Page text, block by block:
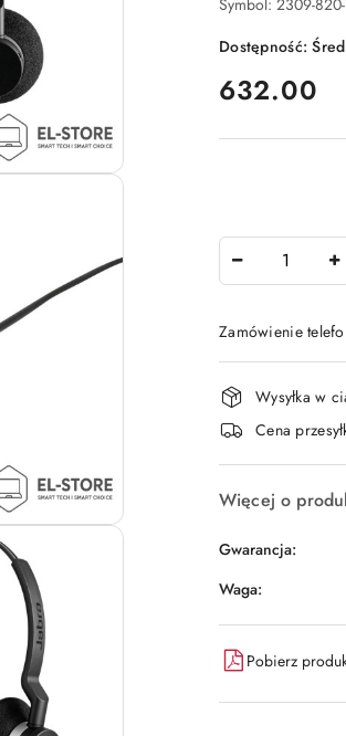
Symbol: 2309-
Dostępność:
cena:
632.00
Zamówienie
i
dostawa
Wysyłka w
Cena
Więcej o
Gwarancja:
Waga:
Pobierz